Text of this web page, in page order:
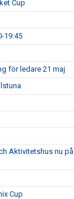
Cup
19:45
för ledare 21 maj
Aktivitetshus nu på
Cup